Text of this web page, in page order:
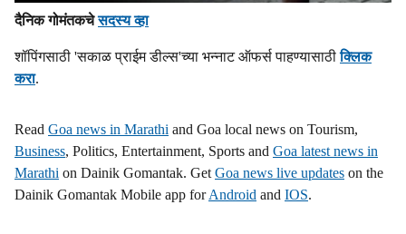
दैनिक गोमंतकचेसदस्य व्हा
शॉपिंगसाठी 'सकाळ प्राईम डील्स'च्या भन्नाट ऑफर्स पाहण्यासाठीक्लिक
करा.
Read Goa news in Marathi and Goa local news on Tourism,
Business, Politics, Entertainment, Sports and Goa latest news in
Marathi on Dainik Gomantak. Get Goa news live updates on the
Dainik Gomantak Mobile app forAndroid and IOS.